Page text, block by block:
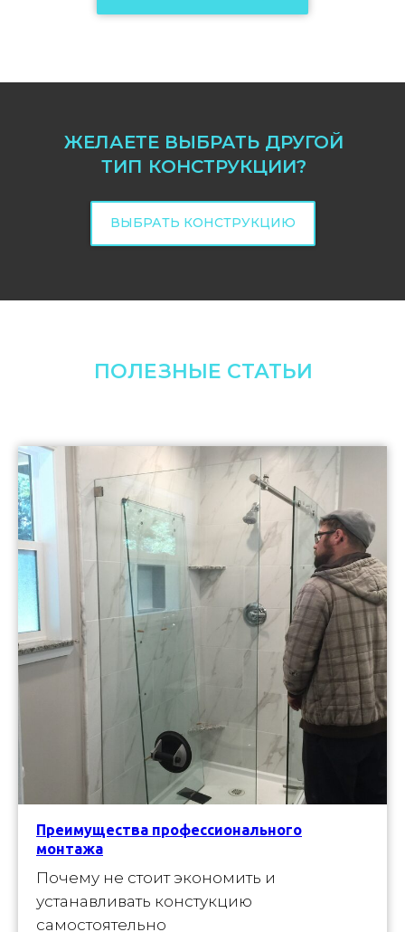
ЖЕЛАЕТЕ ВЫБРАТЬ ДРУГОЙ
ТИП КОНСТРУКЦИИ?
ВЫБРАТЬ КОНСТРУКЦИЮ
ПОЛЕЗНЫЕ СТАТЬИ
Преимущества профессионального
монтажа
Почему не стоит экономить и
устанавливать констукцию
самостоятельно